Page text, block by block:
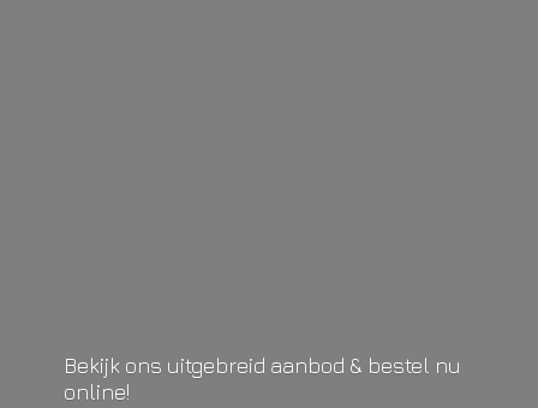
Bekijk ons uitgebreid aanbod & bestel nu
online!